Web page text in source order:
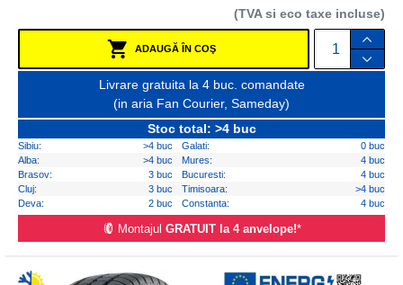
(TVA si eco taxe incluse)
ADAUGĂ ÎN COŞ
Livrare gratuita la 4 buc. comandate
(in aria Fan Courier, Sameday)
Stoc total: >4 buc
Sibiu: >4 buc Galati:
0 buc
Alba:
>4 buc Mures:
4 buc
Brasov:
3 buc Bucuresti:
4 buc
Cluj:
3 buc Timisoara:
>4 buc
Deva:
2 buc Constanta: 4 buc
Montajul GRATUIT la 4 anvelope!*